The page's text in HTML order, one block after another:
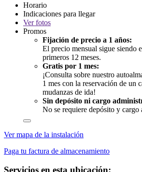
Horario
Indicaciones para llegar
Verfotos
Promos
Fijación de precio a 1 años:
El precio mensual sigue siendo
primeros 12 meses.
Gratis por 1 mes:
¡Consulta sobre nuestro
1 mes con la reservación de un
mudanzas de ida!
Sin depósito ni cargo
No se requiere depósito y
Ver mapa de la instalación
Paga tu factura de almacenamiento
Servicios en esta ubicación: